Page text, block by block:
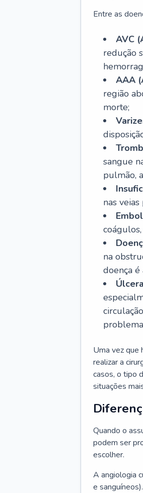
Entre as
AVC
redução
AAA
região
morte;
sangue
pulmão,
nas
na
doença
Uma vez que
realizar a
casos, o tipo
situações
Quando o
podem ser
escolher.
A angiologia
e